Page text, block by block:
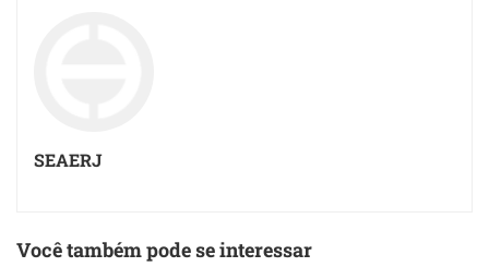
SEAERJ
Você também pode se interessar